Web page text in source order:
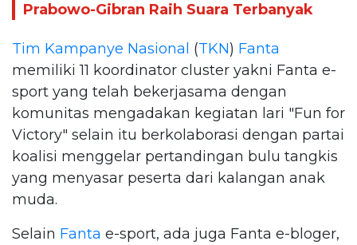
Prabowo-Gibran Raih Suara Terbanyak
Tim Kampanye Nasional (TKN) Fanta
memiliki 11 koordinator cluster yakni Fanta e-
sport yang telah bekerjasama dengan
komunitas mengadakan kegiatan lari "Fun for
Victory" selain itu berkolaborasi dengan partai
koalisi menggelar pertandingan bulu tangkis
yang menyasar peserta dari kalangan anak
muda.
Selain Fanta e-sport, ada juga Fanta e-bloger,